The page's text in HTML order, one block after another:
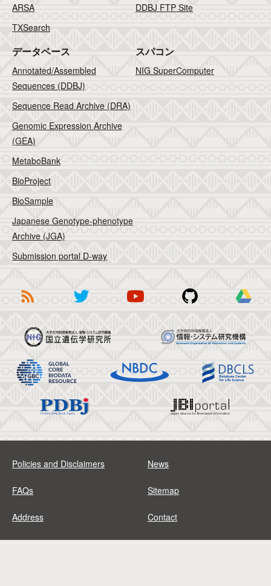
ARSA
TXSearch
DDBJ FTP Site
データベース
Annotated/Assembled
Sequences (DDBJ)
Sequence Read Archive (DRA)
Genomic Expression Archive
(GEA)
MetaboBank
BioProject
BioSample
Japanese Genotype-phenotype
Archive (JGA)
Submission portal D-way
スパコン
NIG SuperComputer
Policies and Disclaimers News
FAQs Sitemap
Address Contact